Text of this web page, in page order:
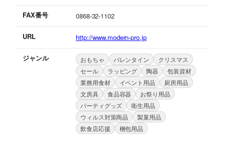
FAX番号 0868-32-1102
URL http://www.modern-pro.jp
ジャンル おもちゃ バレンタイン
クリスマス
セール
ラッピング 陶器
包装資材
業務用食材
イベント用品
厨房用品
文房具
食品容器
お祭り用品
パーティグッズ
衛生用品
ウィルス対策商品
製菓用品
飲食店応援
梱包用品